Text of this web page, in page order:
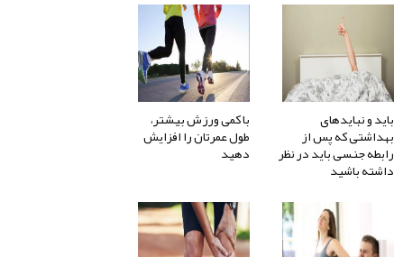
باید و نبایدهای
بهداشتی که پس از
رابطه جنسی باید در نظر
داشته باشید
با کمی ورزش بیشتر،
طول عمرتان را افزایش
دهید